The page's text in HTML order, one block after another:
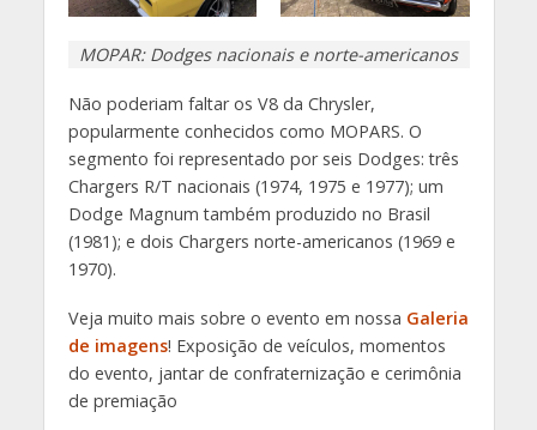
MOPAR: Dodges nacionais e norte-americanos
Não poderiam faltar os V8 da Chrysler,
popularmente conhecidos como MOPARS. O
segmento foi representado por seis Dodges: três
Chargers R/T nacionais (1974, 1975 e 1977); um
Dodge Magnum também produzido no Brasil
(1981); e dois Chargers norte-americanos (1969 e
1970).
Veja muito mais sobre o evento em nossa Galeria
de imagens! Exposição de veículos, momentos
do evento, jantar de confraternização e cerimônia
de premiação